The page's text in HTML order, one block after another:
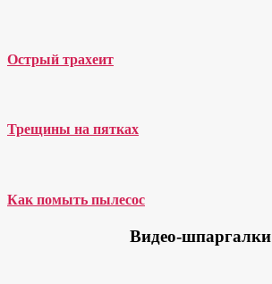
Острый трахеит
Трещины на пятках
Как помыть пылесос
Видео-шпаргалки